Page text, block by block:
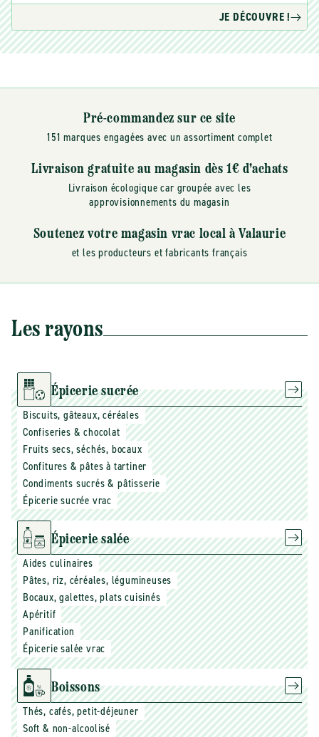
JE DÉCOUVRE !
Pré-commandez sur ce site
151 marques engagées avec un assortiment complet
Livraison gratuite au magasin dès 1€ d'achats
Livraison écologique car groupée avec les
approvisionnements du magasin
Soutenez votre magasin vrac local à Valaurie
et les producteurs et fabricants français
Les rayons
Épicerie sucrée
Biscuits, gâteaux, céréales
Confiseries & chocolat
Fruits secs, séchés, bocaux
Confitures & pâtes à tartiner
Condiments sucrés & pâtisserie
Épicerie sucrée vrac
Épicerie salée
Aides culinaires
Pâtes, riz, céréales, légumineuses
Bocaux, galettes, plats cuisinés
Apéritif
Panification
Épicerie salée vrac
Boissons
Thés, cafés, petit-déjeuner
Soft & non-alcoolisé